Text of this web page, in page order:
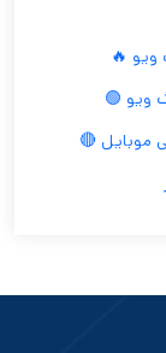
ویو 🔥
موبایل 🔴